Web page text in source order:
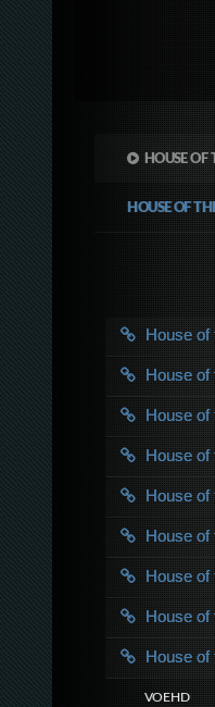
HOUSE OF
HOUSE OF
House
House
House
House
House
House
House
House
House
VOE HD